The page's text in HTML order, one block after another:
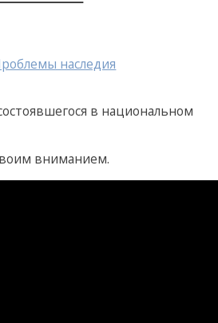
наследия
в национальном
вниманием.